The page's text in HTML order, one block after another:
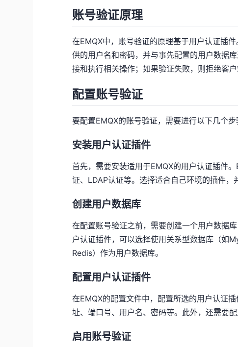
账号验证原理
在EMQX中，账号验证的原理基于用户认证插
供的用户名和密码，并与事先配置的用户数据
接和执行相关操作；如果验证失败，则拒绝客户
配置账号验证
要配置EMQX的账号验证，需要进行以下几个步
安装用户认证插件
首先，需要安装适用于EMQX的用户认证插件
证、LDAP认证等。选择适合自己环境的插件，
创建用户数据库
在配置账号验证之前，需要创建一个用户数据
户认证插件，可以选择使用关系型数据库（如
Redis）作为用户数据库。
配置用户认证插件
在EMQX的配置文件中，配置所选的用户认证
址、端口号、用户名、密码等。此外，还需要
启用账号验证